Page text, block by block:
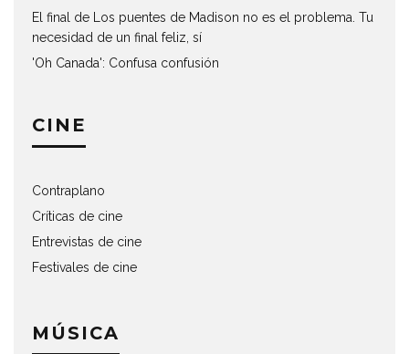
El final de Los puentes de Madison no es el problema. Tu
necesidad de un final feliz, sí
'Oh Canada': Confusa confusión
CINE
Contraplano
Críticas de cine
Entrevistas de cine
Festivales de cine
MÚSICA